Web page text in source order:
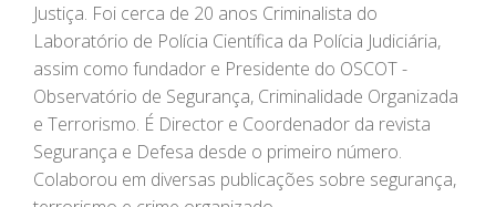
Justiça. Foi cerca de 20 anos Criminalista do
Laboratório de Polícia Científica da Polícia Judiciária,
assim como fundador e Presidente do OSCOT -
Observatório de Segurança, Criminalidade Organizada
e Terrorismo. É Director e Coordenador da revista
Segurança e Defesa desde o primeiro número.
Colaborou em diversas publicações sobre segurança,